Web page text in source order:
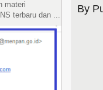
By
materi
terbaru dan ...